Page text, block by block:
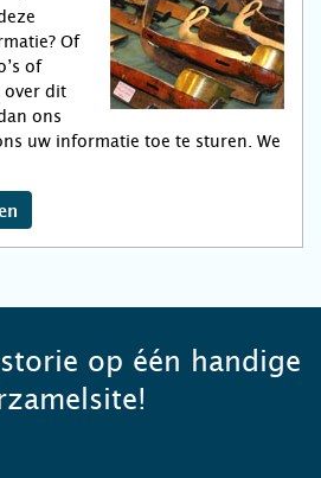
Of
of
over dit
ons
uw informatie toe te sturen. We
op één handige